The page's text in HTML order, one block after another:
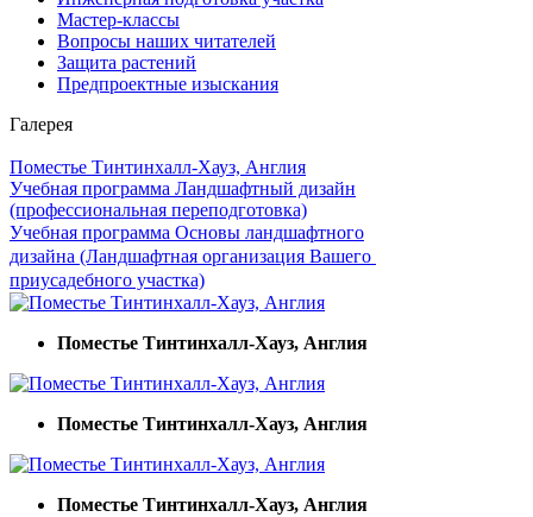
Мастер-классы
Вопросы наших читателей
Защита растений
Предпроектные изыскания
Галерея
Поместье Тинтинхалл-Хауз, Англия
Учебная программа Ландшафтный дизайн
(профессиональная переподготовка)
Учебная программа Основы ландшафтного
дизайна (Ландшафтная организация Вашего
приусадебного участка)
Поместье Тинтинхалл-Хауз, Англия
Поместье Тинтинхалл-Хауз, Англия
Поместье Тинтинхалл-Хауз, Англия